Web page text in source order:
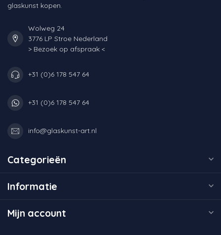
glaskunst kopen.
Wolweg 24
3776 LP Stroe Nederland
> Bezoek op afspraak <
+31 (0)6 178 547 64
+31 (0)6 178 547 64
info@glaskunst-art.nl
Categorieën
Informatie
Mijn account